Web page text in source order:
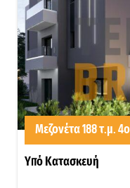
Μεζονέτα 188 τ.μ.
Υπό Κατασκευή